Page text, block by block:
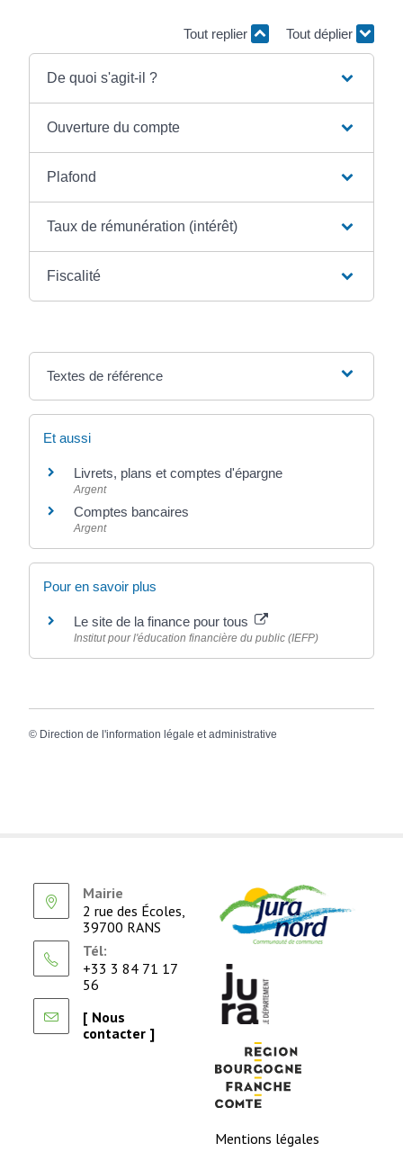
Tout replier Tout déplier
De quoi s'agit-il ?
Ouverture du compte
Plafond
Taux de rémunération (intérêt)
Fiscalité
Textes de référence
Et aussi
Livrets, plans et comptes d'épargne
Argent
Comptes bancaires
Argent
Pour en savoir plus
Le site de la finance pour tous
Institut pour l'éducation financière du public (IEFP)
© Direction de l'information légale et administrative
Mairie
2 rue des Écoles,
39700 RANS
Tél:
+33 3 84 71 17
56
[ Nous
contacter ]
Mentions légales